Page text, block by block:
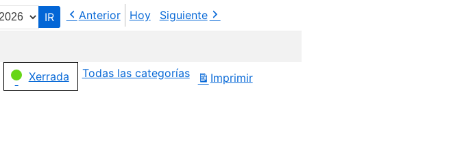
Anterior Hoy Siguiente
Xerrada Todas las categorías Imprimir